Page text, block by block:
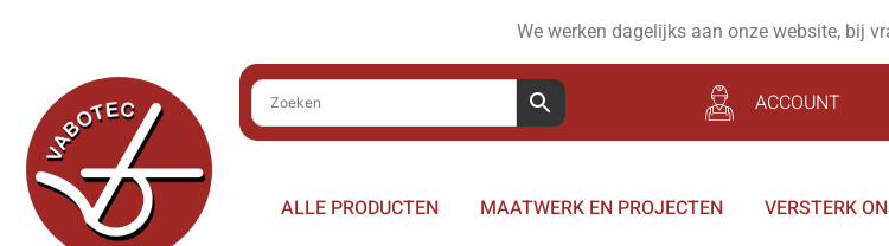
We werken dagelijks aan onze website, bij
ACCOUNT
ALLE PRODUCTEN MAATWERK EN PROJECTEN VERSTERK